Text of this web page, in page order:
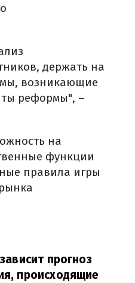
держать на
возникающие
реформы", –
на
функции
правила игры
прогноз
происходящие